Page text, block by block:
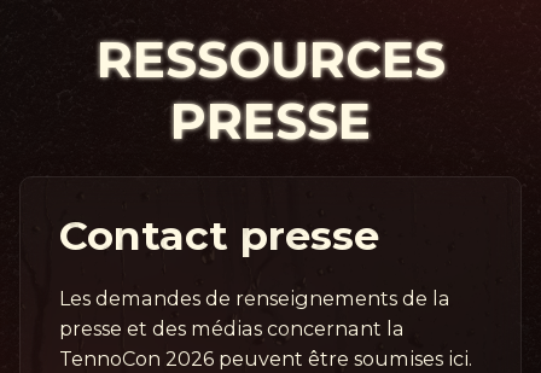
RESSOURCES
PRESSE
Contact presse
Les demandes de renseignements de la
presse et des médias concernant la
TennoCon 2026 peuvent être soumises ici.